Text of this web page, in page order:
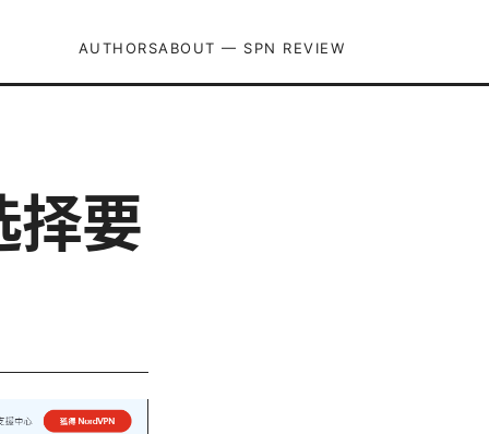
AUTHORSABOUT — SPN REVIEW
择要